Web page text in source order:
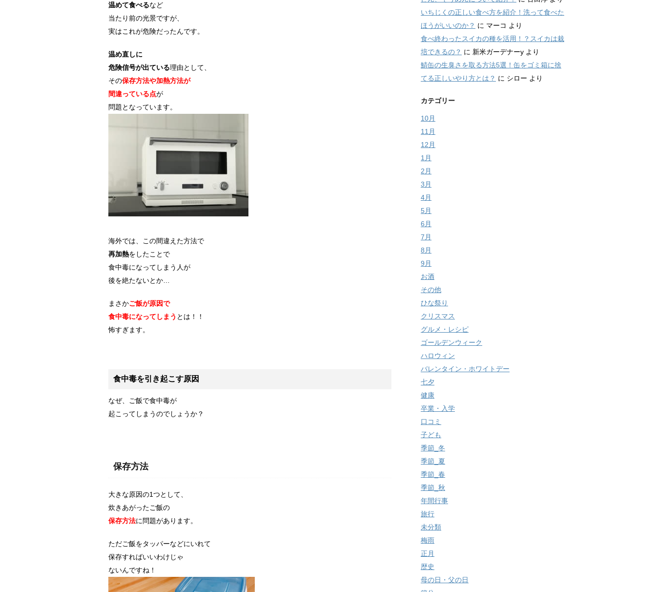
温めて食べるなど
当たり前の光景ですが、
実はこれが危険だったんです。
温め直しに
危険信号が出ている理由として、
その保存方法や加熱方法が
間違っている点が
問題となっています。
海外では、この間違えた方法で
再加熱をしたことで
食中毒になってしまう人が
後を絶たないとか…
まさかご飯が原因で
食中毒になってしまう とは！！
怖すぎます。
食中毒を引き起こす原因
なぜ、ご飯で食中毒が
起こってしまうのでしょうか？
保存方法
大きな原因の1つとして、
炊きあがったご飯の
保存方法に問題があります。
ただご飯をタッパーなどにいれて
保存すればいいわけじゃ
ないんですね！
いちじくの正しい食べ方を紹介！洗って食べた
ほうがいいのか？ に マーコ より
食べ終わったスイカの種を活用！？スイカは栽
培できるの？ に 新米ガーデナーy より
鯖缶の生臭さを取る方法5選！缶をゴミ箱に捨
てる正しいやり方とは？ に シロー より
カテゴリー
10月
11月
12月
1月
2月
3月
4月
5月
6月
7月
8月
9月
お酒
その他
ひな祭り
クリスマス
グルメ・レシピ
ゴールデンウィーク
ハロウィン
バレンタイン・ホワイトデー
七夕
健康
卒業・入学
口コミ
子ども
季節_冬
季節_夏
季節_春
季節_秋
年間行事
旅行
未分類
梅雨
正月
歴史
母の日・父の日